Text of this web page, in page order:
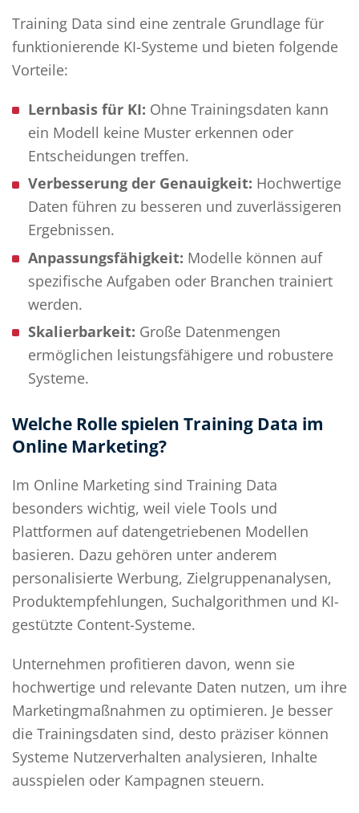
Training Data sind eine zentrale Grundlage für
funktionierende KI-Systeme und bieten folgende
Vorteile:
Lernbasis für KI: Ohne Trainingsdaten kann
ein Modell keine Muster erkennen oder
Entscheidungen treffen.
Verbesserung der Genauigkeit: Hochwertige
Daten führen zu besseren und zuverlässigeren
Ergebnissen.
Anpassungsfähigkeit: Modelle können auf
spezifische Aufgaben oder Branchen trainiert
werden.
Skalierbarkeit: Große Datenmengen
ermöglichen leistungsfähigere und robustere
Systeme.
Welche Rolle spielen Training Data im
Online Marketing?
Im Online Marketing sind Training Data
besonders wichtig, weil viele Tools und
Plattformen auf datengetriebenen Modellen
basieren. Dazu gehören unter anderem
personalisierte Werbung, Zielgruppenanalysen,
Produktempfehlungen, Suchalgorithmen und KI-
gestützte Content-Systeme.
Unternehmen profitieren davon, wenn sie
hochwertige und relevante Daten nutzen, um ihre
Marketingmaßnahmen zu optimieren. Je besser
die Trainingsdaten sind, desto präziser können
Systeme Nutzerverhalten analysieren, Inhalte
ausspielen oder Kampagnen steuern.